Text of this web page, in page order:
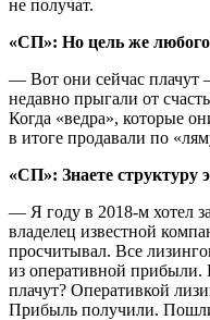
не получат.
«СП»: Но цель же
— Вот они сейчас плачут
недавно прыгали от
Когда «ведра», которые
в итоге продавали по
«СП»: Знаете структуру
— Я году в 2018-м хотел
владелец известной
просчитывал. Все
из оперативной прибыли.
плачут? Оперативкой
Прибыль получили.